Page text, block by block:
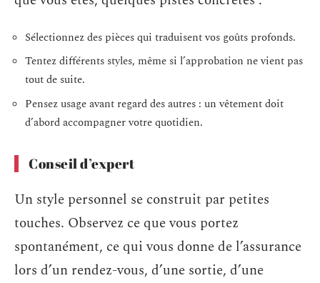
Sélectionnez des pièces qui traduisent vos goûts profonds.
Tentez différents styles, même si l’approbation ne vient pas
tout de suite.
Pensez usage avant regard des autres : un vêtement doit
d’abord accompagner votre quotidien.
Conseil d’expert
Un style personnel se construit par petites
touches. Observez ce que vous portez
spontanément, ce qui vous donne de l’assurance
lors d’un rendez-vous, d’une sortie, d’une